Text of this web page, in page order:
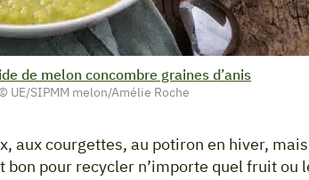
de melon concombre graines d’anis
UE/SIPMM melon/Amélie Roche
aux courgettes, au potiron en hiver,
bon pour recycler n’importe quel fruit ou